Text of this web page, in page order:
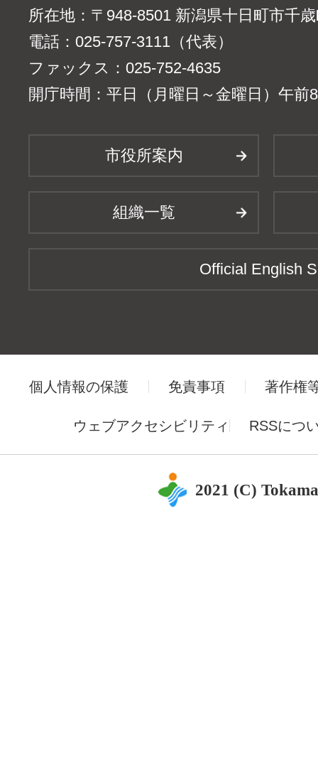
所在地：〒948-8501 新潟県十日町市千
電話：025-757-3111（代表）
ファックス：025-752-4635
開庁時間：平日（月曜日～金曜日）午前
市役所案内
組織一覧
Official English
個人情報の保護 免責事項 著作権
ウェブアクセシビリティ RSSにつ
2021 (C)